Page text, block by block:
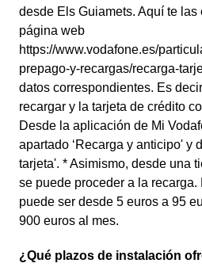
desde Els Guiamets. Aquí te las
página web
https://www.vodafone.es/
prepago-y-recargas/recarga-
datos correspondientes. Es
recargar y la tarjeta de crédito
Desde la aplicación de Mi
apartado ‘Recarga y anticipo' y
tarjeta'. * Asimismo, desde una
se puede proceder a la recarga.
puede ser desde 5 euros a 95
900 euros al mes.
¿Qué plazos de instalación